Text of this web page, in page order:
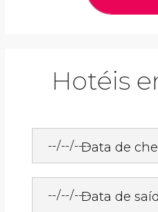
Hotéis
Data de
Data de